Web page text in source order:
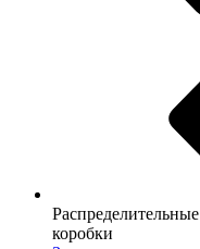
Распределительные
коробки